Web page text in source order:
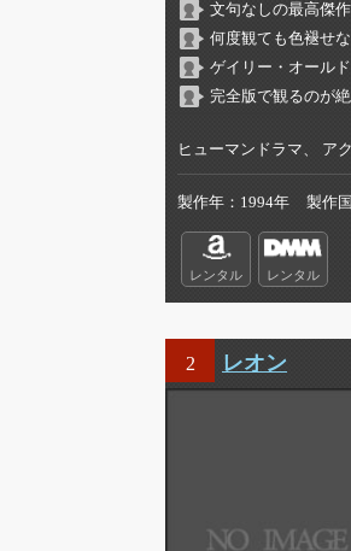
文句なしの最高傑
何度観ても色褪せ
ゲイリー・オール
完全版で観るのが
ヒューマンドラマ、 ア
製作年 1994年 製作国
レンタル レンタル
2 レオン